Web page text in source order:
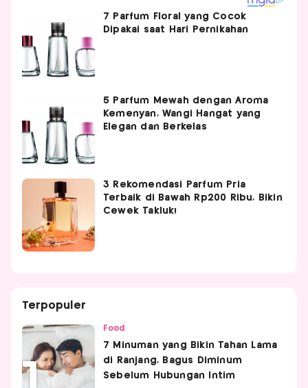
7 Parfum Floral yang Cocok
Dipakai saat Hari Pernikahan
5 Parfum Mewah dengan Aroma
Kemenyan, Wangi Hangat yang
Elegan dan Berkelas
3 Rekomendasi Parfum Pria
Terbaik di Bawah Rp200 Ribu, Bikin
Cewek Takluk!
Terpopuler
Food
7 Minuman yang Bikin Tahan Lama
di Ranjang, Bagus Diminum
Sebelum Hubungan Intim